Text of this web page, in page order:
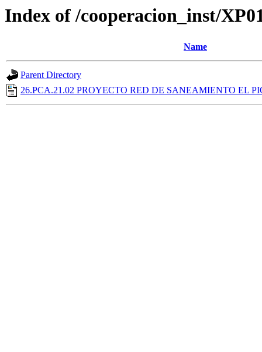
Index of /cooperacion_inst/
Name
Parent Directory
26.PCA.21.02 PROYECTO RED DE SANEAMIENTO EL